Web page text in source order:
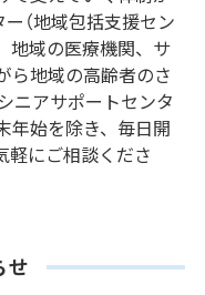
（地域包括支援セン
地域の医療機関、サ
ら地域の高齢者のさ
ニアサポートセンタ
年始を除き、毎日開
軽にご相談くださ
せ